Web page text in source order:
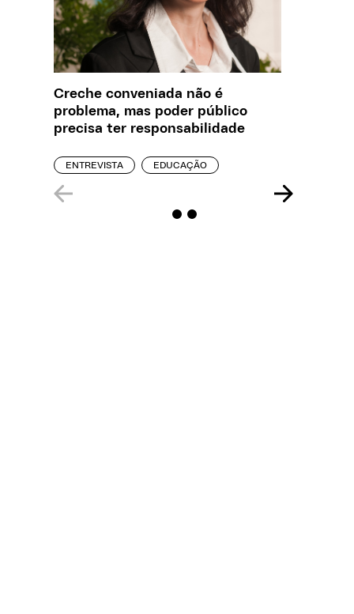
Creche conveniada não é
problema, mas poder público
precisa ter responsabilidade
ENTREVISTA EDUCAÇÃO